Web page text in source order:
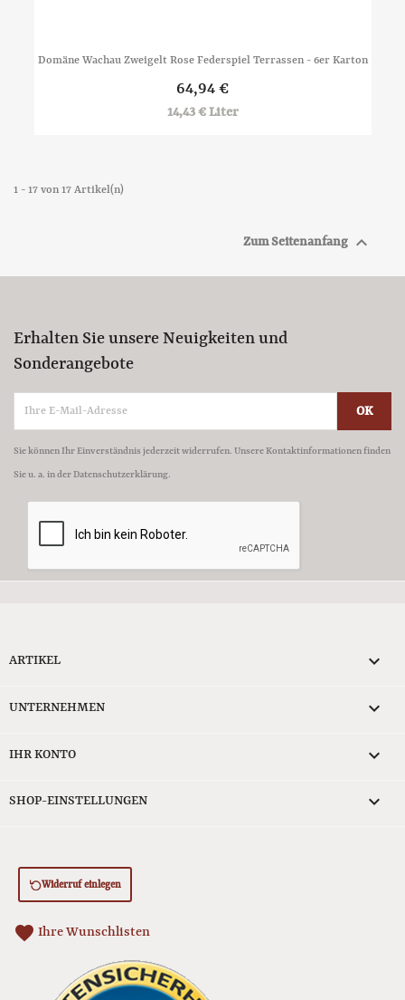
Domäne Wachau Zweigelt Rose Federspiel Terrassen - 6er Karton
64,94 €
14,43 € Liter
1 - 17 von 17 Artikel(n)
Zum Seitenanfang 
Erhalten Sie unsere Neuigkeiten und
Sonderangebote
Sie können Ihr Einverständnis jederzeit widerrufen. Unsere Kontaktinformationen finden
Sie u. a. in der Datenschutzerklärung.
ARTIKEL 
UNTERNEHMEN 
IHR KONTO 
SHOP-EINSTELLUNGEN keyboard_arrow_down
Widerruf einlegen
favorite Ihre Wunschlisten